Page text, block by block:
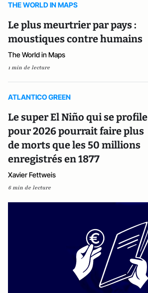
THE WORLD IN MAPS
Le plus meurtrier par pays :
moustiques contre humains
The World in Maps
1 min de lecture
ATLANTICO GREEN
Le super El Niño qui se profile
pour 2026 pourrait faire plus
de morts que les 50 millions
enregistrés en 1877
Xavier Fettweis
6 min de lecture